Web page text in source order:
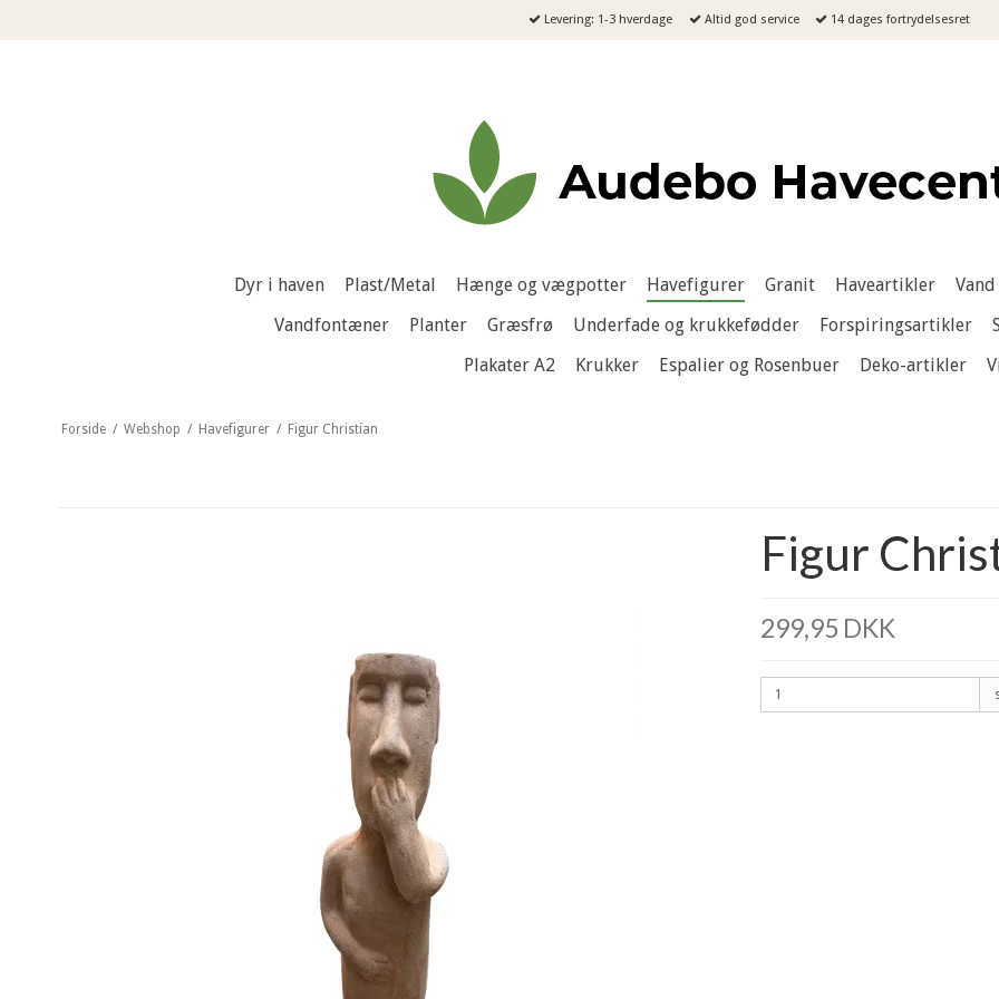
Levering: 1-3 hverdage Altid god service 14 dages fortrydelsesret
Dyr i haven Plast/Metal Hænge og vægpotter Havefigurer Granit Haveartikler
Vandfontæner
Planter Græsfrø Underfade og krukkefødder Forspiringsartikler
Plakater A2
Krukker Espalier og Rosenbuer Deko-artikler
Forside / Webshop / Havefigurer / Figur Christian
Figur
299,95 DKK